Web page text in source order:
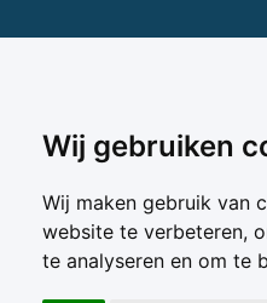
Wij gebruiken
Wij maken gebruik van
website te verbeteren,
te analyseren en om te
het gebied
dag opnieuw
Ons
Melk & Voer
Varkens &